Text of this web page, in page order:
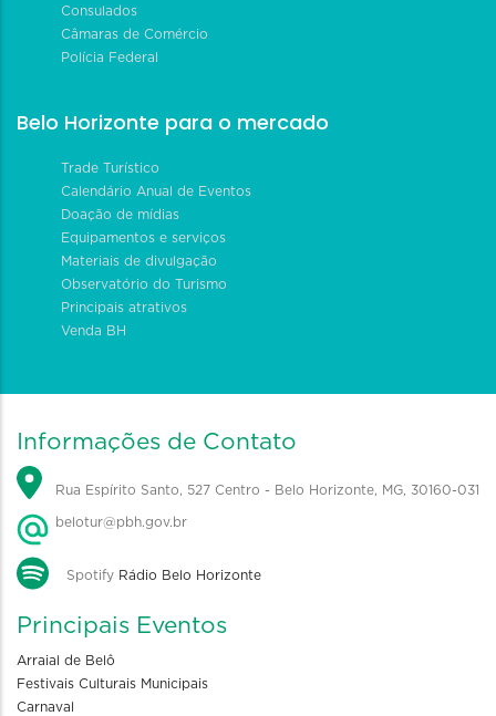
Consulados
Câmaras de Comércio
Polícia Federal
Belo Horizonte para o mercado
Trade Turístico
Calendário Anual de Eventos
Doação de mídias
Equipamentos e serviços
Materiais de divulgação
Observatório do Turismo
Principais atrativos
Venda BH
Informações de Contato
Rua Espírito Santo, 527 Centro - Belo Horizonte, MG, 30160-031
belotur@pbh.gov.br
Spotify Rádio Belo Horizonte
Principais Eventos
Arraial de Belô
Festivais Culturais Municipais
Carnaval